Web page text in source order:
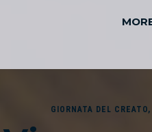
GIORNATA DEL CREATO,